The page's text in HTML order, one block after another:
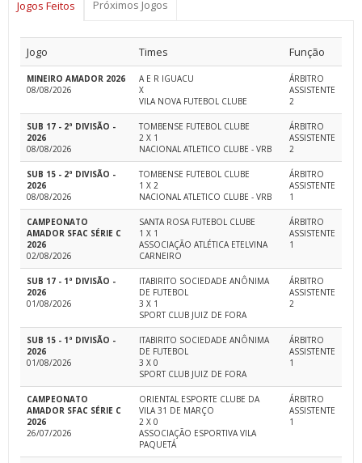
Jogos Feitos Próximos Jogos
Jogo Times Função
MINEIRO AMADOR 2026
08/08/2026
A E R IGUACU
X
VILA NOVA FUTEBOL CLUBE
ÁRBITRO
ASSISTENTE
2
SUB 17 - 2ª DIVISÃO -
2026
08/08/2026
TOMBENSE FUTEBOL CLUBE
2 X 1
NACIONAL ATLETICO CLUBE - VRB
ÁRBITRO
ASSISTENTE
2
SUB 15 - 2ª DIVISÃO -
2026
08/08/2026
TOMBENSE FUTEBOL CLUBE
1 X 2
NACIONAL ATLETICO CLUBE - VRB
ÁRBITRO
ASSISTENTE
1
CAMPEONATO
AMADOR SFAC SÉRIE C
2026
02/08/2026
SANTA ROSA FUTEBOL CLUBE
1 X 1
ASSOCIAÇÃO ATLÉTICA ETELVINA
CARNEIRO
ÁRBITRO
ASSISTENTE
1
SUB 17 - 1ª DIVISÃO -
2026
01/08/2026
ITABIRITO SOCIEDADE ANÔNIMA
DE FUTEBOL
3 X 1
SPORT CLUB JUIZ DE FORA
ÁRBITRO
ASSISTENTE
2
SUB 15 - 1ª DIVISÃO -
2026
01/08/2026
ITABIRITO SOCIEDADE ANÔNIMA
DE FUTEBOL
3 X 0
SPORT CLUB JUIZ DE FORA
ÁRBITRO
ASSISTENTE
1
CAMPEONATO
AMADOR SFAC SÉRIE C
2026
26/07/2026
ORIENTAL ESPORTE CLUBE DA
VILA 31 DE MARÇO
2 X 0
ASSOCIAÇÃO ESPORTIVA VILA
PAQUETÁ
ÁRBITRO
ASSISTENTE
1